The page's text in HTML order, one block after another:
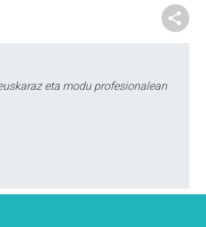
eta modu profesionalean